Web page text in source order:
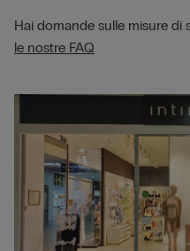
Hai domande sulle misure di
le nostre FAQ